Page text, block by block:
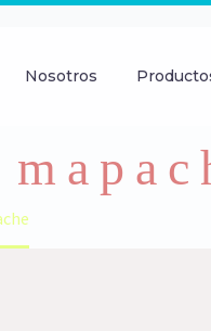
Nosotros